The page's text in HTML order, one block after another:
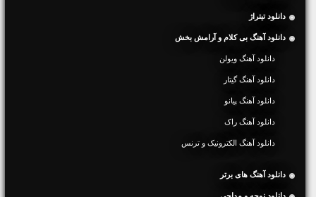
دانلود تیتراژ
دانلود آهنگ بی کلام و آرامش بخش
دانلود آهنگ ویولن
دانلود آهنگ گیتار
دانلود آهنگ پیانو
دانلود آهنگ راک
دانلود آهنگ الکترونیک و ترنس
دانلود آهنگ های برتر